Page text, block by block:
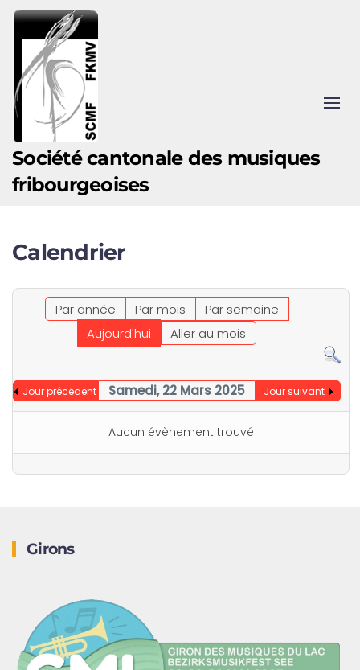
Accéder au contenu principal
Société cantonale des musiques
fribourgeoises
Calendrier
Par année Par mois
Par semaine
Aujourd'hui
Aller au mois
Jour précédent Samedi, 22 Mars 2025 Jour suivant
Aucun évènement trouvé
Girons